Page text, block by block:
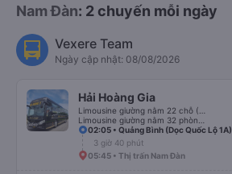
Nam Đàn: 2 chuyến mỗi ngày
Vexere Team
Ngày cập nhật: 08/08/2026
Hải Hoàng Gia
02:05 • Quảng Bình (Dọc Quốc Lộ 1A)
3 giờ 40 phút
05:45 • Thị trấn Nam Đàn